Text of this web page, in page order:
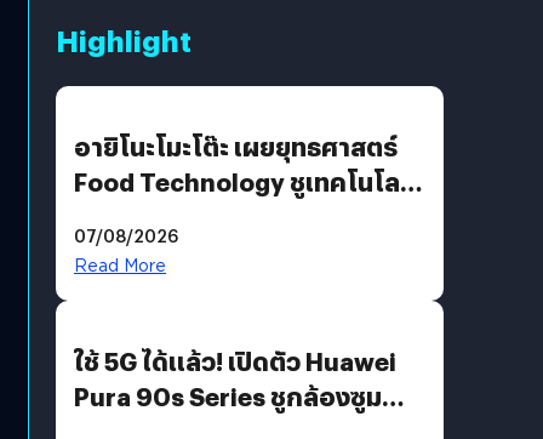
Highlight
อายิโนะโมะโต๊ะ เผยยุทธศาสตร์
Food Technology ชูเทคโนโลยี
บริโภคและ B2B
07/08/2026
Read More
ใช้ 5G ได้แล้ว! เปิดตัว Huawei
Pura 90s Series ชูกล้องซูม